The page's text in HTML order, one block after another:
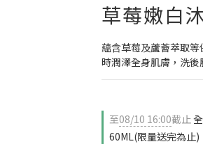
草莓嫩白
蘊含草莓及蘆薈萃取
時潤澤全身肌膚，洗後
至08/10 16:00截止
60ML(限量送完為止)